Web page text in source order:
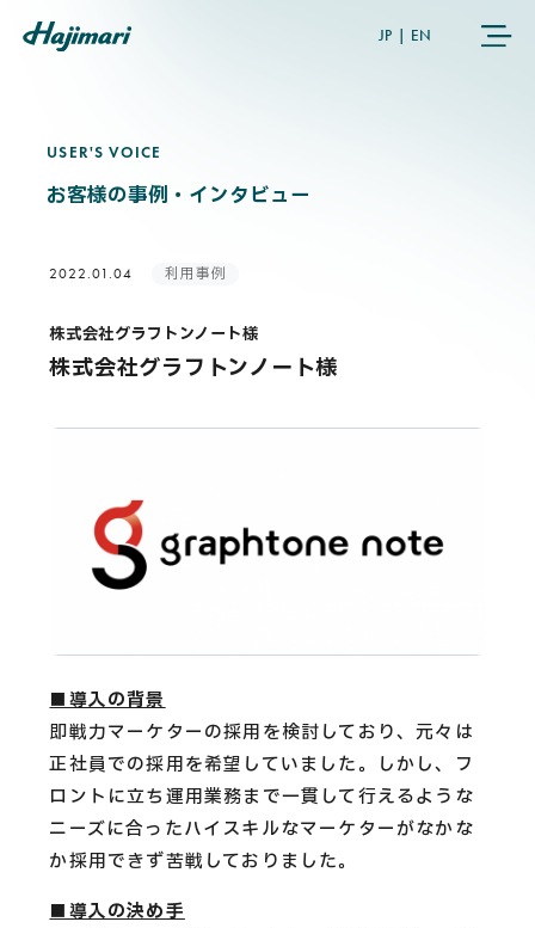
JP EN
COMPANY
USER’S VOICE
CAREERS
Privacy Policy
Security Action
USER'S VOICE
USER'S VOICE
お客様の事例・インタビュー
2022.01.04 利用事例
株式会社グラフトンノート様
株式会社グラフトンノート様
■導入の背景
即戦力マーケターの採用を検討しており、元々は
正社員での採用を希望していました。しかし、フ
ロントに立ち運用業務まで一貫して行えるような
ニーズに合ったハイスキルなマーケターがなかな
か採用できず苦戦しておりました。
■導入の決め手